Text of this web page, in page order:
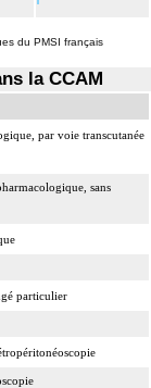
du PMSI français
la CCAM
par voie transcutanée
sans
particulier